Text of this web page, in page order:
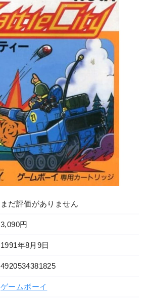
まだ評価がありません
3,090円
1991年8月9日
4920534381825
ゲームボーイ